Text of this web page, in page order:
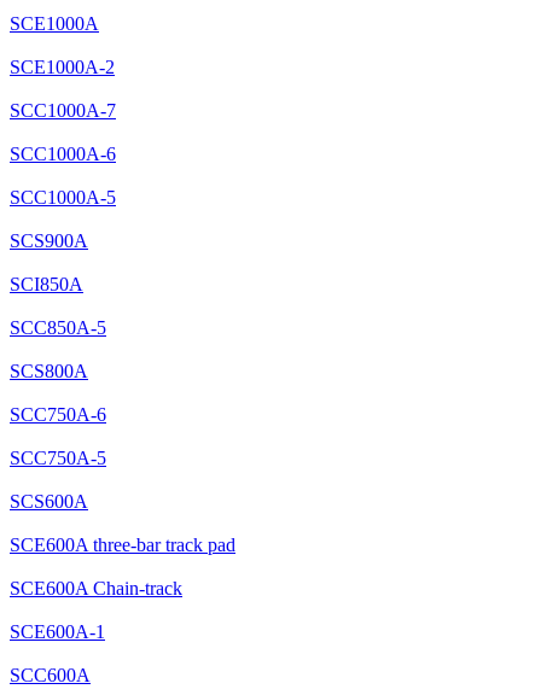
SCE1000A
SCE1000A-2
SCC1000A-7
SCC1000A-6
SCC1000A-5
SCS900A
SCI850A
SCC850A-5
SCS800A
SCC750A-6
SCC750A-5
SCS600A
SCE600A three-bar track pad
SCE600A Chain-track
SCE600A-1
SCC600A